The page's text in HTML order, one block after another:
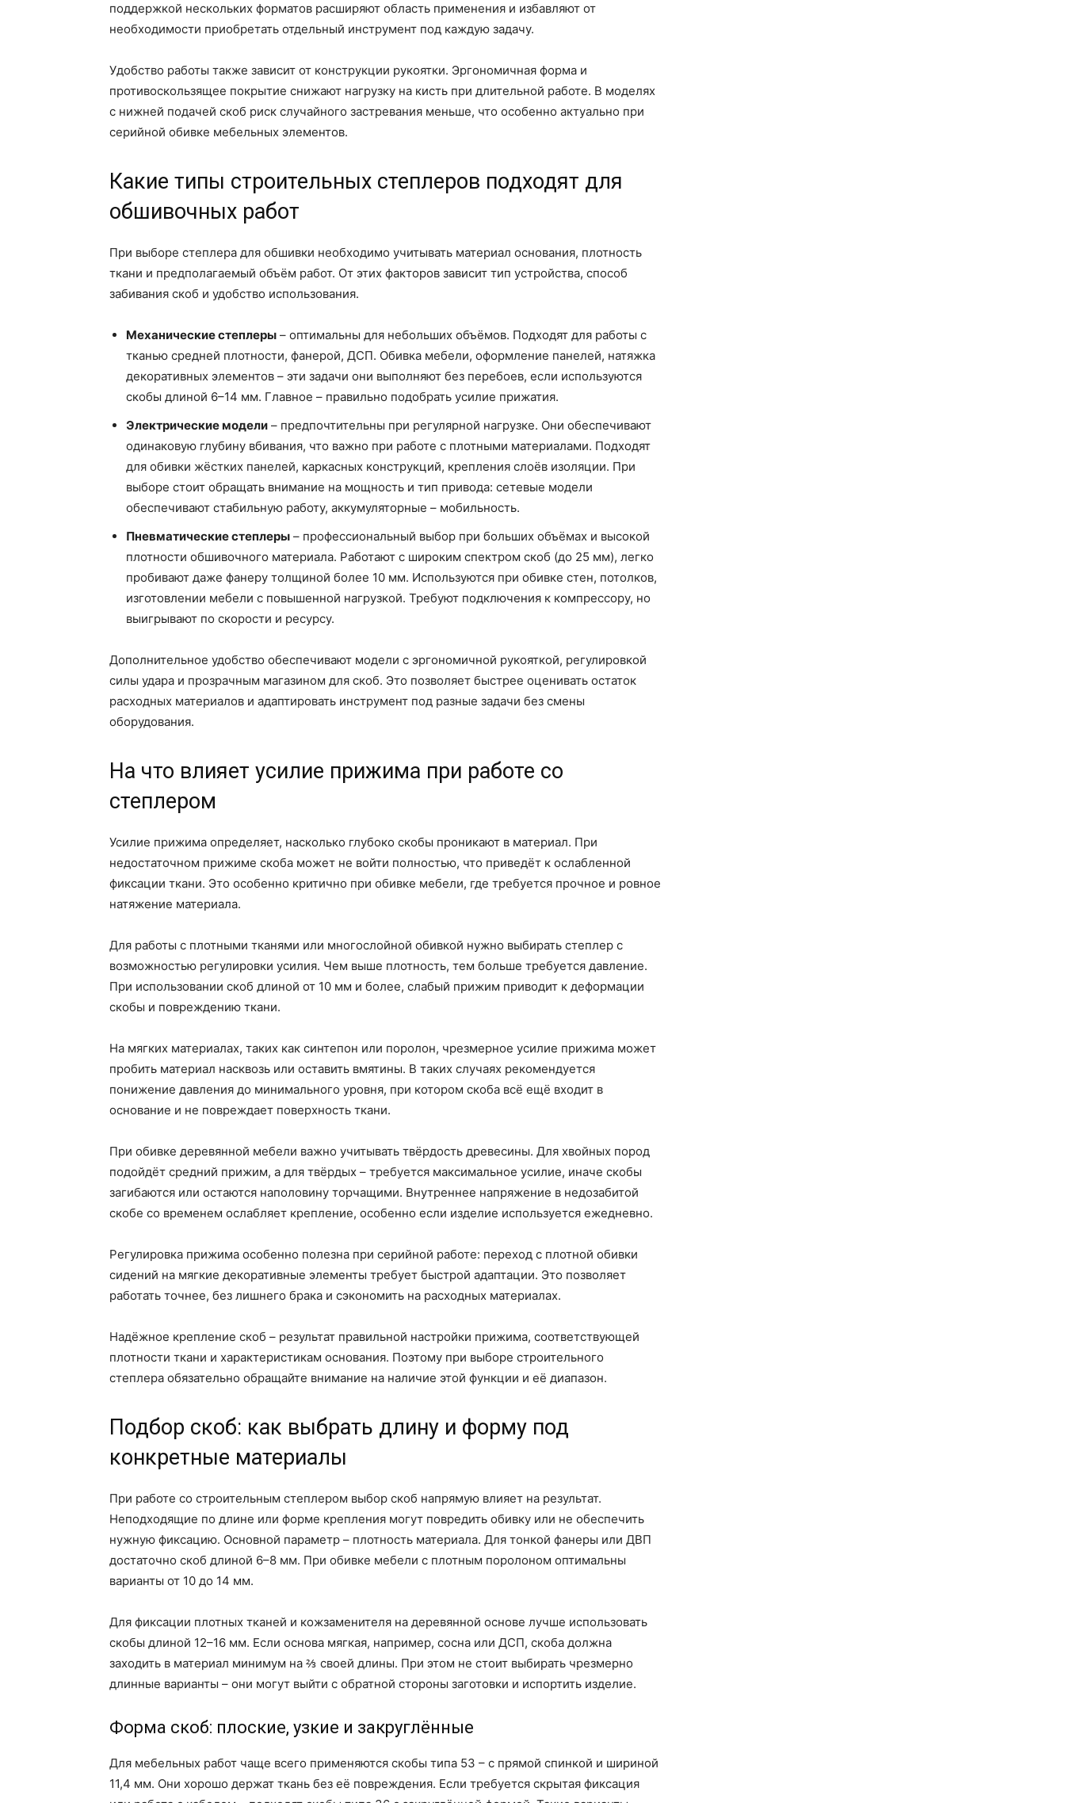
поддержкой нескольких форматов расширяют область применения и избавляют от
необходимости приобретать отдельный инструмент под каждую задачу.
Удобство работы также зависит от конструкции рукоятки. Эргономичная форма и
противоскользящее покрытие снижают нагрузку на кисть при длительной работе. В моделях
с нижней подачей скоб риск случайного застревания меньше, что особенно актуально при
серийной обивке мебельных элементов.
Какие типы строительных степлеров подходят для
обшивочных работ
При выборе степлера для обшивки необходимо учитывать материал основания, плотность
ткани и предполагаемый объём работ. От этих факторов зависит тип устройства, способ
забивания скоб и удобство использования.
Механические степлеры – оптимальны для небольших объёмов. Подходят для работы с
тканью средней плотности, фанерой, ДСП. Обивка мебели, оформление панелей, натяжка
декоративных элементов – эти задачи они выполняют без перебоев, если используются
скобы длиной 6–14 мм. Главное – правильно подобрать усилие прижатия.
Электрические модели – предпочтительны при регулярной нагрузке. Они обеспечивают
одинаковую глубину вбивания, что важно при работе с плотными материалами. Подходят
для обивки жёстких панелей, каркасных конструкций, крепления слоёв изоляции. При
выборе стоит обращать внимание на мощность и тип привода: сетевые модели
обеспечивают стабильную работу, аккумуляторные – мобильность.
Пневматические степлеры – профессиональный выбор при больших объёмах и высокой
плотности обшивочного материала. Работают с широким спектром скоб (до 25 мм), легко
пробивают даже фанеру толщиной более 10 мм. Используются при обивке стен, потолков,
изготовлении мебели с повышенной нагрузкой. Требуют подключения к компрессору, но
выигрывают по скорости и ресурсу.
Дополнительное удобство обеспечивают модели с эргономичной рукояткой, регулировкой
силы удара и прозрачным магазином для скоб. Это позволяет быстрее оценивать остаток
расходных материалов и адаптировать инструмент под разные задачи без смены
оборудования.
На что влияет усилие прижима при работе со
степлером
Усилие прижима определяет, насколько глубоко скобы проникают в материал. При
недостаточном прижиме скоба может не войти полностью, что приведёт к ослабленной
фиксации ткани. Это особенно критично при обивке мебели, где требуется прочное и ровное
натяжение материала.
Для работы с плотными тканями или многослойной обивкой нужно выбирать степлер с
возможностью регулировки усилия. Чем выше плотность, тем больше требуется давление.
При использовании скоб длиной от 10 мм и более, слабый прижим приводит к деформации
скобы и повреждению ткани.
На мягких материалах, таких как синтепон или поролон, чрезмерное усилие прижима может
пробить материал насквозь или оставить вмятины. В таких случаях рекомендуется
понижение давления до минимального уровня, при котором скоба всё ещё входит в
основание и не повреждает поверхность ткани.
При обивке деревянной мебели важно учитывать твёрдость древесины. Для хвойных пород
подойдёт средний прижим, а для твёрдых – требуется максимальное усилие, иначе скобы
загибаются или остаются наполовину торчащими. Внутреннее напряжение в недозабитой
скобе со временем ослабляет крепление, особенно если изделие используется ежедневно.
Регулировка прижима особенно полезна при серийной работе: переход с плотной обивки
сидений на мягкие декоративные элементы требует быстрой адаптации. Это позволяет
работать точнее, без лишнего брака и сэкономить на расходных материалах.
Надёжное крепление скоб – результат правильной настройки прижима, соответствующей
плотности ткани и характеристикам основания. Поэтому при выборе строительного
степлера обязательно обращайте внимание на наличие этой функции и её диапазон.
Подбор скоб: как выбрать длину и форму под
конкретные материалы
При работе со строительным степлером выбор скоб напрямую влияет на результат.
Неподходящие по длине или форме крепления могут повредить обивку или не обеспечить
нужную фиксацию. Основной параметр – плотность материала. Для тонкой фанеры или ДВП
достаточно скоб длиной 6–8 мм. При обивке мебели с плотным поролоном оптимальны
варианты от 10 до 14 мм.
Для фиксации плотных тканей и кожзаменителя на деревянной основе лучше использовать
скобы длиной 12–16 мм. Если основа мягкая, например, сосна или ДСП, скоба должна
заходить в материал минимум на ⅔ своей длины. При этом не стоит выбирать чрезмерно
длинные варианты – они могут выйти с обратной стороны заготовки и испортить изделие.
Форма скоб: плоские, узкие и закруглённые
Для мебельных работ чаще всего применяются скобы типа 53 – с прямой спинкой и шириной
11,4 мм. Они хорошо держат ткань без её повреждения. Если требуется скрытая фиксация